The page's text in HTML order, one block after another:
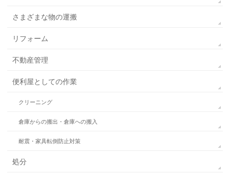
さまざまな物の運搬
リフォーム
不動産管理
便利屋としての作業
クリーニング
倉庫からの搬出・倉庫への搬入
耐震・家具転倒防止対策
処分